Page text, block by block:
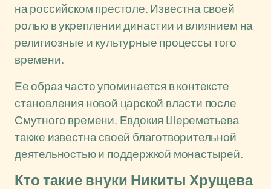
на российском престоле. Известна своей
ролью в укреплении династии и влиянием на
религиозные и культурные процессы того
времени.
Ее образ часто упоминается в контексте
становления новой царской власти после
Смутного времени. Евдокия Шереметьева
также известна своей благотворительной
деятельностью и поддержкой монастырей.
Кто такие внуки Никиты Хрущева